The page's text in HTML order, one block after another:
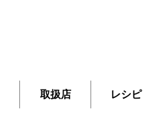
取扱店 レシピ